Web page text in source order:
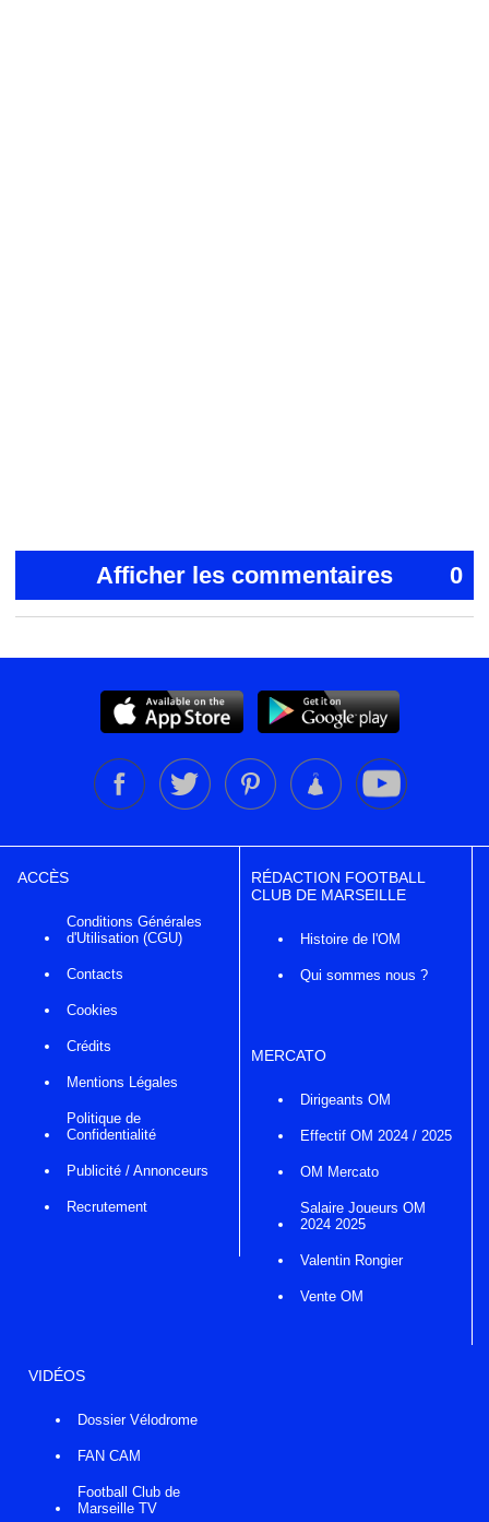
Afficher les commentaires 0
ACCÈS
Conditions Générales
d'Utilisation (CGU)
Contacts
Cookies
Crédits
Mentions Légales
Politique de
Confidentialité
Publicité / Annonceurs
Recrutement
RÉDACTION FOOTBALL
CLUB DE MARSEILLE
Histoire de l'OM
Qui sommes nous ?
MERCATO
Dirigeants OM
Effectif OM 2024 / 2025
OM Mercato
Salaire Joueurs OM
2024 2025
Valentin Rongier
Vente OM
VIDÉOS
Dossier Vélodrome
FAN CAM
Football Club de
Marseille TV